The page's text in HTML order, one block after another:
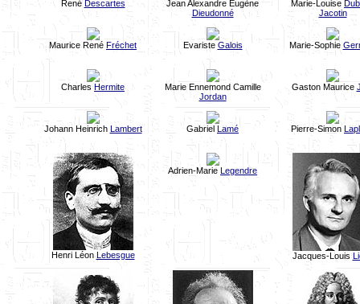
René Descartes
Jean Alexandre Eugène
Dieudonné
Marie-Louise
Jacotin
Maurice René Fréchet Evariste Galois Marie-Sophie
Charles Hermite
Marie Ennemond Camille
Jordan
Gaston Maurice
Johann Heinrich Lambert Gabriel Lamé Pierre-Simon
Henri Léon Lebesgue
Adrien-Marie Legendre
Jacques-Louis